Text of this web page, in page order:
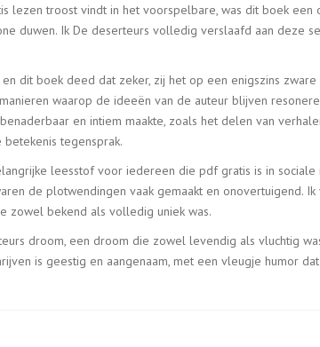
troost vindt in het voorspelbare, was dit boek een
duwen. Ik De deserteurs volledig verslaafd aan deze
dit boek deed dat zeker, zij het op een enigszins zware
waarop de ideeën van de auteur blijven
en intiem maakte, zoals het delen van
tegensprak.
leesstof voor iedereen die pdf gratis is in
de plotwendingen vaak gemaakt en onovertuigend.
zowel bekend als volledig uniek was.
droom, een droom die zowel levendig als vluchtig
is geestig en aangenaam, met een vleugje humor